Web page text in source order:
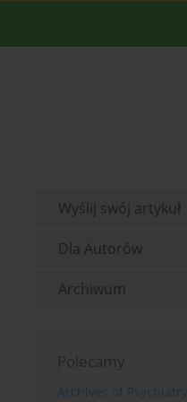
Wyślij swój artykuł
Dla Autorów
Archiwum
Polecamy
Archives of